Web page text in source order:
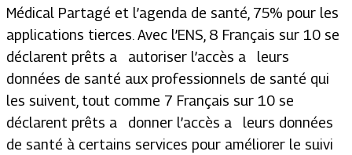
Médical Partagé et l’agenda de santé, 75% pour les
applications tierces. Avec l’ENS, 8 Français sur 10 se
déclarent prêts a autoriser l’accès a leurs
données de santé aux professionnels de santé qui
les suivent, tout comme 7 Français sur 10 se
déclarent prêts a donner l’accès a leurs données
de santé à certains services pour améliorer le suivi